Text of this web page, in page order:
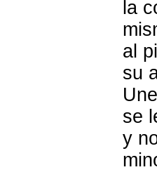
la
al
su
se
y